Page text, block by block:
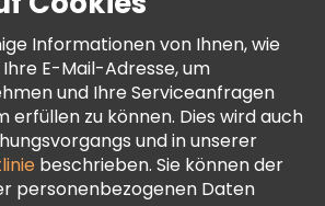
Informationen von Ihnen, wie
E-Mail-Adresse, um
und Ihre Serviceanfragen
erfüllen zu können. Dies wird auch
und in unserer
beschrieben. Sie können der
personenbezogenen Daten